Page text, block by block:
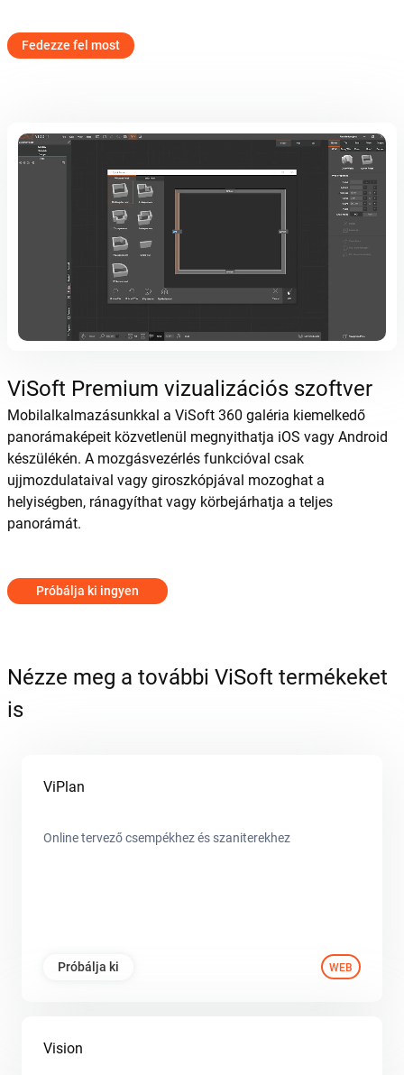
Fedezze fel most
ViSoft Premium vizualizációs szoftver
Mobilalkalmazásunkkal a ViSoft 360 galéria kiemelkedő
panorámaképeit közvetlenül megnyithatja iOS vagy Android
készülékén. A mozgásvezérlés funkcióval csak
ujjmozdulataival vagy giroszkópjával mozoghat a
helyiségben, ránagyíthat vagy körbejárhatja a teljes
panorámát.
Próbálja ki ingyen
Nézze meg a további ViSoft termékeket
is
ViPlan
Online tervező csempékhez és szaniterekhez
Próbálja ki WEB
Vision